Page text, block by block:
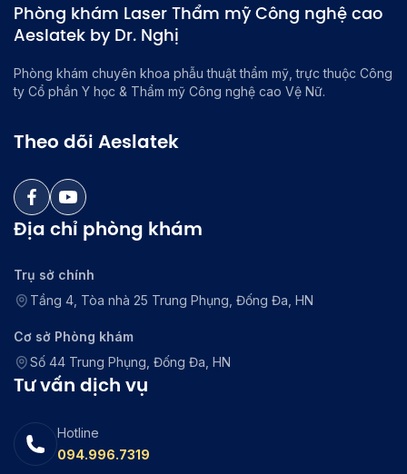
Phòng khám Laser Thẩm mỹ Công nghệ cao
Aeslatek by Dr. Nghị
Phòng khám chuyên khoa phẫu thuật thẩm mỹ, trực thuộc Công
ty Cổ phần Y học & Thẩm mỹ Công nghệ cao Vệ Nữ.
Theo dõi Aeslatek
Địa chỉ phòng khám
Trụ sở chính
Tầng 4, Tòa nhà 25 Trung Phụng, Đống Đa, HN
Cơ sở Phòng khám
Số 44 Trung Phụng, Đống Đa, HN
Tư vấn dịch vụ
Hotline
094.996.7319